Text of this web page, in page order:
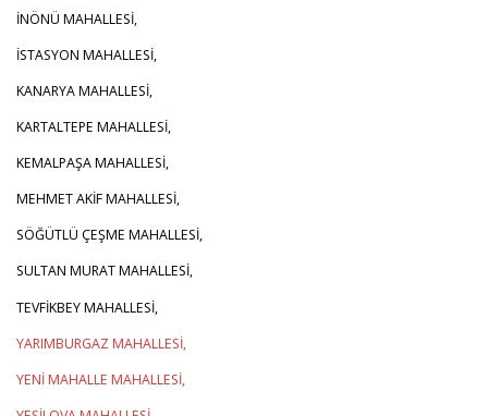
İNÖNÜ MAHALLESİ,
İSTASYON MAHALLESİ,
KANARYA MAHALLESİ,
KARTALTEPE MAHALLESİ,
KEMALPAŞA MAHALLESİ,
MEHMET AKİF MAHALLESİ,
SÖĞÜTLÜ ÇEŞME MAHALLESİ,
SULTAN MURAT MAHALLESİ,
TEVFİKBEY MAHALLESİ,
YARIMBURGAZ MAHALLESİ,
YENİ MAHALLE MAHALLESİ,